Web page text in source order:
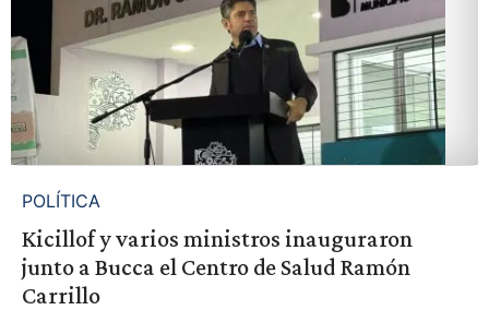
POLÍTICA
Kicillof y varios ministros inauguraron
junto a Bucca el Centro de Salud Ramón
Carrillo